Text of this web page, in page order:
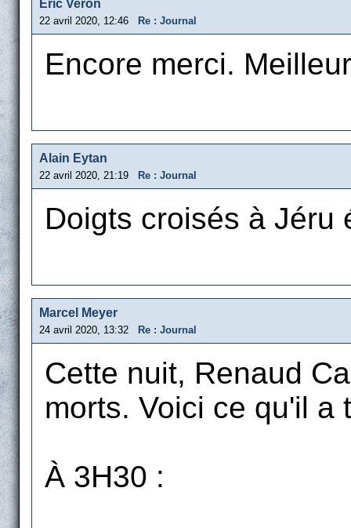
Éric Veron
22 avril 2020, 12:46 Re : Journal
Encore merci.
Alain Eytan
22 avril 2020, 21:19 Re : Journal
Doigts croisés à Jéru
Marcel Meyer
24 avril 2020, 13:32 Re : Journal
Cette nuit, Renaud
morts. Voici ce qu'il a
À 3H30 :